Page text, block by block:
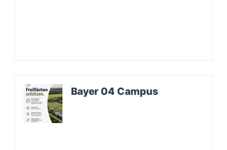
Bayer 04 Campus